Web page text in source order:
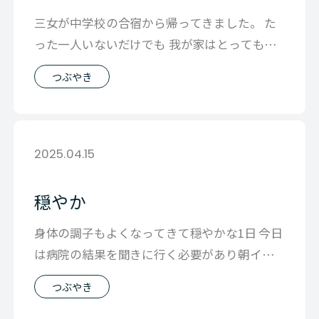
三女が中学校の合宿から帰ってきました。 た
った一人いないだけでも 我が家はとっても静
かになるし 一人帰ってくるだけで 家
つぶやき
2025.04.15
穏やか
身体の調子もよくなってきて穏やかな1日 今日
は病院の結果を聞きに行く必要があり朝イチ
で病院へ ずっと飲むのを拒んでたコレ
つぶやき